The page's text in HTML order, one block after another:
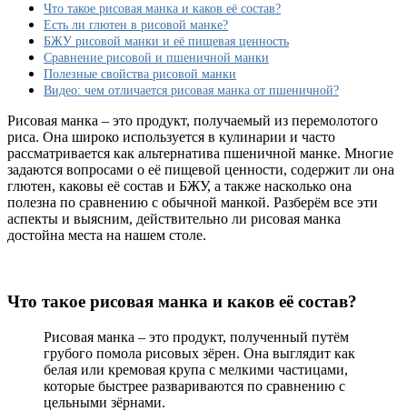
состав:
содержит
ли
она
глютен,
сравнение
с
обычной
манкой
Что такое рисовая манка и каков её состав?
Есть ли глютен в рисовой манке?
БЖУ рисовой манки и её пищевая ценность
Сравнение рисовой и пшеничной манки
Полезные свойства рисовой манки
Видео: чем отличается рисовая манка от пшеничной?
Рисовая манка – это продукт, получаемый из перемолотого
риса. Она широко используется в кулинарии и часто
рассматривается как альтернатива пшеничной манке. Многие
задаются вопросами о её пищевой ценности, содержит ли она
глютен, каковы её состав и БЖУ, а также насколько она
полезна по сравнению с обычной манкой. Разберём все эти
аспекты и выясним, действительно ли рисовая манка
достойна места на нашем столе.
Что такое рисовая манка и каков её состав?
Рисовая манка – это продукт, полученный путём
грубого помола рисовых зёрен. Она выглядит как
белая или кремовая крупа с мелкими частицами,
которые быстрее развариваются по сравнению с
цельными зёрнами.